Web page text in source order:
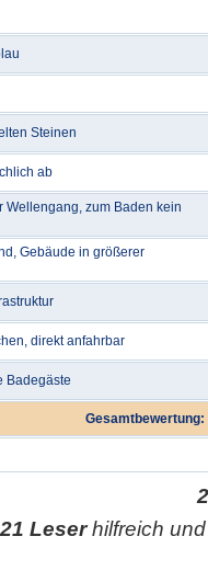
Steinen
ab
Wellengang, zum Baden kein
Gebäude in größerer
direkt anfahrbar
Badegäste
Gesamtbewertung:
21 Leserhilfreich